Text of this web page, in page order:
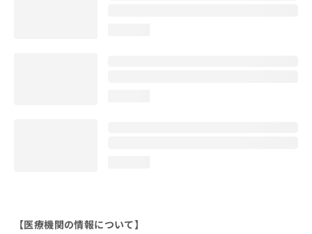
【医療機関の情報について】